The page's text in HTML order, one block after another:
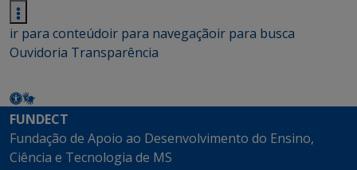
ir para conteúdoir para navegaçãoir para busca
Ouvidoria Transparência
FUNDECT
Fundação de Apoio ao Desenvolvimento do Ensino,
Ciência e Tecnologia de MS